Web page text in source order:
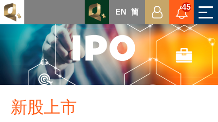
45
EN 簡
證券
期貨及期權
市場資訊及研究報告
新股上市